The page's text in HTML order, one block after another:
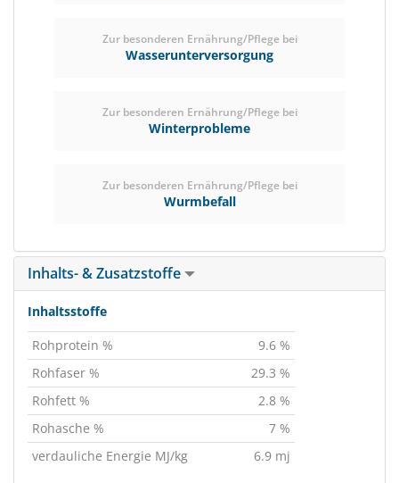
Zur besonderen Ernährung/Pflege bei
Wasserunterversorgung
Zur besonderen Ernährung/Pflege bei
Winterprobleme
Zur besonderen Ernährung/Pflege bei
Wurmbefall
Inhalts- & Zusatzstoffe
Inhaltsstoffe
Rohprotein %
9.6 %
Rohfaser %
29.3 %
Rohfett %
2.8 %
Rohasche %
7 %
verdauliche Energie MJ/kg
6.9 mj